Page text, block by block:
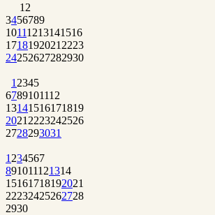
1 2
3456789
10111213141516
1718192021 2223
24252627282930
1 2345
6789101112
13141516171819
2021 2223242526
2728293031
1 234567
891011121314
15161718192021
22232425262728
2930